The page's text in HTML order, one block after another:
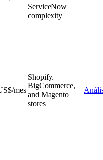
ServiceNow
complexity
mes
Shopify,
BigCommerce,
and Magento
stores